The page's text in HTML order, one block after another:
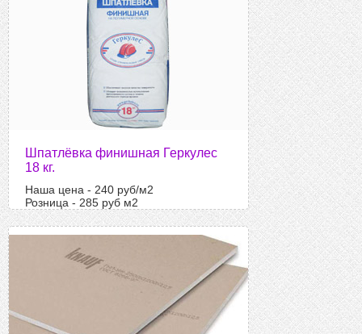
Шпатлёвка финишная Геркулес
18 кг.
Наша цена - 240 руб/м2
Розница - 285 руб м2